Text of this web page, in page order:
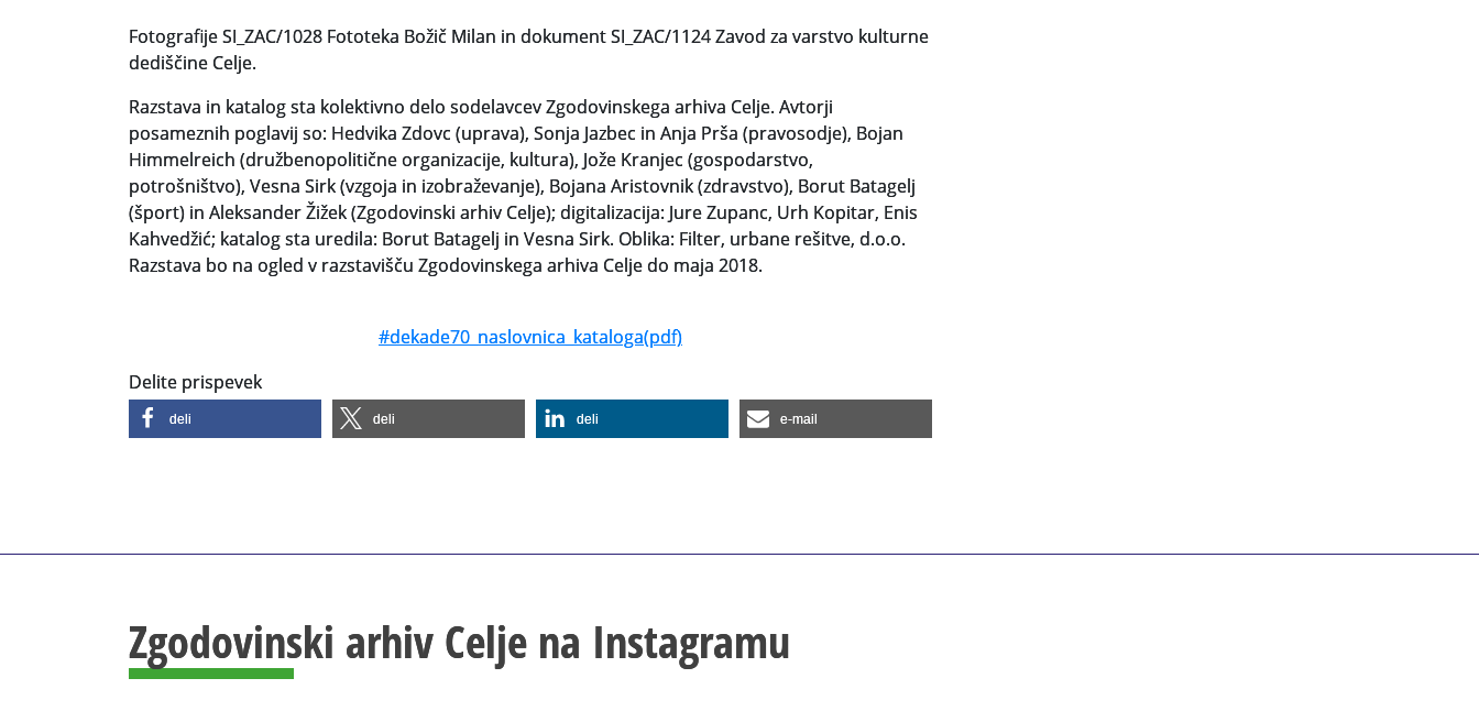
Fotografije SI_ZAC/1028 Fototeka Božič Milan in dokument SI_ZAC/1124 Zavod za varstvo kulturne
dediščine Celje.
Razstava in katalog sta kolektivno delo sodelavcev Zgodovinskega arhiva Celje. Avtorji
posameznih poglavij so: Hedvika Zdovc (uprava), Sonja Jazbec in Anja Prša (pravosodje), Bojan
Himmelreich (družbenopolitične organizacije, kultura), Jože Kranjec (gospodarstvo,
potrošništvo), Vesna Sirk (vzgoja in izobraževanje), Bojana Aristovnik (zdravstvo), Borut Batagelj
(šport) in Aleksander Žižek (Zgodovinski arhiv Celje); digitalizacija: Jure Zupanc, Urh Kopitar, Enis
Kahvedžić; katalog sta uredila: Borut Batagelj in Vesna Sirk. Oblika: Filter, urbane rešitve, d.o.o.
Razstava bo na ogled v razstavišču Zgodovinskega arhiva Celje do maja 2018.
#dekade70_naslovnica_kataloga(pdf)
Delite prispevek
deli deli deli e-mail
Zgodovinski arhiv Celje na Instagramu